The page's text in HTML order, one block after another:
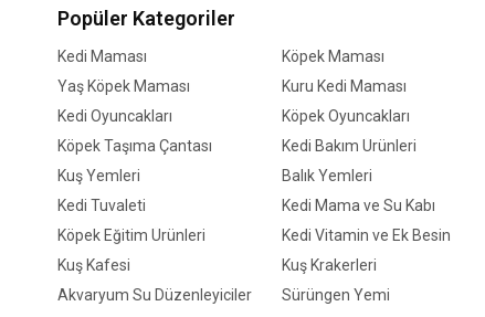
Popüler Kategoriler
Kedi Maması Köpek Maması
Yaş Köpek Maması
Kuru Kedi Maması
Kedi Oyuncakları
Köpek Oyuncakları
Köpek Taşıma Çantası
Kedi Bakım Ürünleri
Kuş Yemleri
Balık Yemleri
Kedi Tuvaleti
Kedi Mama ve Su Kabı
Köpek Eğitim Ürünleri
Kedi Vitamin ve Ek Besin
Kuş Kafesi
Kuş Krakerleri
Akvaryum Su Düzenleyiciler
Sürüngen Yemi